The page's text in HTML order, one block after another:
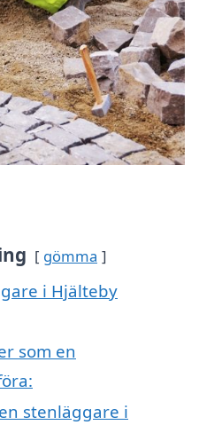
gömma
i Hjälteby
som en
stenläggare i